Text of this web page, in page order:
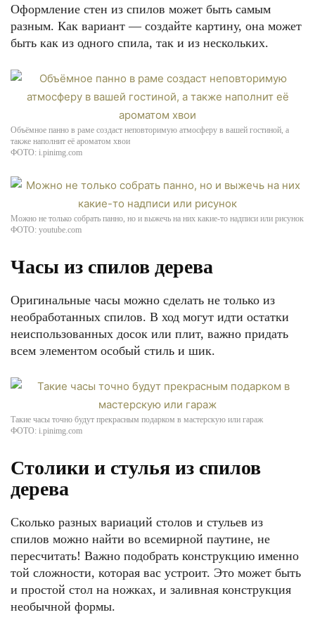
Оформление стен из спилов может быть самым
разным. Как вариант — создайте картину, она может
быть как из одного спила, так и из нескольких.
Объёмное панно в раме создаст неповторимую атмосферу в вашей гостиной, а
также наполнит её ароматом хвои
ФОТО: i.pinimg.com
Можно не только собрать панно, но и выжечь на них какие-то надписи или рисунок
ФОТО: youtube.com
Часы из спилов дерева
Оригинальные часы можно сделать не только из
необработанных спилов. В ход могут идти остатки
неиспользованных досок или плит, важно придать
всем элементом особый стиль и шик.
Такие часы точно будут прекрасным подарком в мастерскую или гараж
ФОТО: i.pinimg.com
Столики и стулья из спилов
дерева
Сколько разных вариаций столов и стульев из
спилов можно найти во всемирной паутине, не
пересчитать! Важно подобрать конструкцию именно
той сложности, которая вас устроит. Это может быть
и простой стол на ножках, и заливная конструкция
необычной формы.